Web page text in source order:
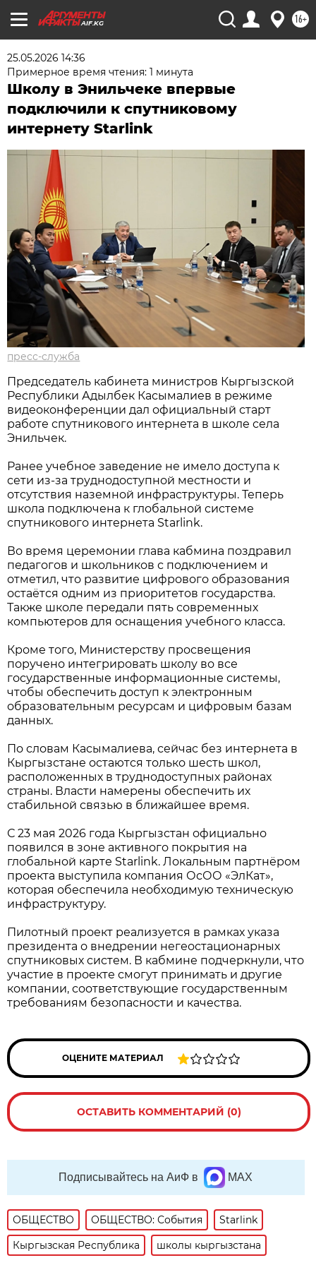
AIF.KG 16+
25.05.2026 14:36
Примерное время чтения: 1 минута
Школу в Энильчеке впервые
подключили к спутниковому
интернету Starlink
пресс-служба
Председатель кабинета министров Кыргызской
Республики Адылбек Касымалиев в режиме
видеоконференции дал официальный старт
работе спутникового интернета в школе села
Энильчек.
Ранее учебное заведение не имело доступа к
сети из-за труднодоступной местности и
отсутствия наземной инфраструктуры. Теперь
школа подключена к глобальной системе
спутникового интернета Starlink.
Во время церемонии глава кабмина поздравил
педагогов и школьников с подключением и
отметил, что развитие цифрового образования
остаётся одним из приоритетов государства.
Также школе передали пять современных
компьютеров для оснащения учебного класса.
Кроме того, Министерству просвещения
поручено интегрировать школу во все
государственные информационные системы,
чтобы обеспечить доступ к электронным
образовательным ресурсам и цифровым базам
данных.
По словам Касымалиева, сейчас без интернета в
Кыргызстане остаются только шесть школ,
расположенных в труднодоступных районах
страны. Власти намерены обеспечить их
стабильной связью в ближайшее время.
С 23 мая 2026 года Кыргызстан официально
появился в зоне активного покрытия на
глобальной карте Starlink. Локальным партнёром
проекта выступила компания ОсОО «ЭлКат»,
которая обеспечила необходимую техническую
инфраструктуру.
Пилотный проект реализуется в рамках указа
президента о внедрении негеостационарных
спутниковых систем. В кабмине подчеркнули, что
участие в проекте смогут принимать и другие
компании, соответствующие государственным
требованиям безопасности и качества.
ОЦЕНИТЕ МАТЕРИАЛ
ОСТАВИТЬ КОММЕНТАРИЙ (0)
Подписывайтесь на АиФ в MAX
ОБЩЕСТВО ОБЩЕСТВО: События
Starlink
Кыргызская Республика
школы кыргызстана